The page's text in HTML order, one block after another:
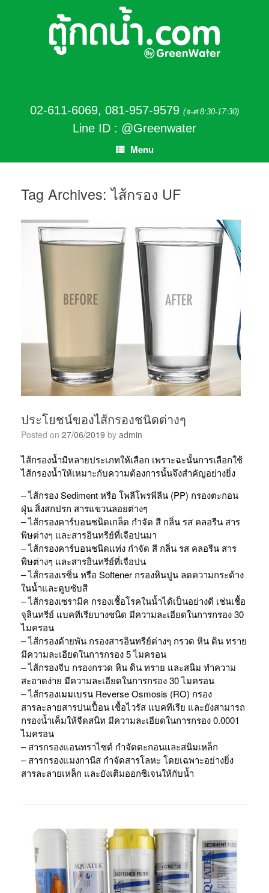
02-611-6069, 081-957-9579 (จ-ศ 8:30-17:30)
Line ID : @Greenwater
Menu
Tag Archives:ไส้กรอง UF
ประโยชน์ของไส้กรองชนิดต่างๆ
Posted on 27/06/2019 by admin
ไส้กรองน้ำมีหลายประเภทให้เลือก เพราะฉะนั้นการเลือกใช้
ไส้กรองน้ำให้เหมาะกับความต้องการนั้นจึงสำคัญอย่างยิ่ง
– ไส้กรอง Sediment หรือ โพลีโพรพีลีน (PP) กรองตะกอน
ฝุ่น สิ่งสกปรก สารแขวนลอยต่างๆ
– ไส้กรองคาร์บอนชนิดเกล็ด กำจัด สี กลิ่น รส คลอรีน สาร
พิษต่างๆ และสารอินทรีย์ที่เจือปนมา
– ไส้กรองคาร์บอนชนิดแท่ง กำจัด สี กลิ่น รส คลอรีน สาร
พิษต่างๆ และสารอินทรีย์ที่เจือปน
– ไส้่กรองเรซิ่น หรือ Softener กรองหินปูน ลดความกระด้าง
ในน้ำและดูบซับสี
– ไส้กรองเซรามิค กรองเชื้อโรคในน้ำได้เป็นอย่างดี เช่นเชื้อ
จุลินทรีย์ แบคทีเรียบางชนิด มีความละเอียดในการกรอง 30
ไมครอน
– ไส้กรองด้ายพัน กรองสารอินทรีย์ต่างๆ กรวด หิน ดิน ทราย
มีความละเอียดในการกรอง 5 ไมครอน
– ไส้กรองจีบ กรองกรวด หิน ดิน ทราย และสนิม ทำความ
สะอาดง่าย มีความละเอียดในการกรอง 30 ไมครอน
– ไส้กรองเมมเบรน Reverse Osmosis (RO) กรอง
สารละลายสารปนเปื้อน เชื้อไวรัส แบคทีเรีย และยังสามารถ
กรองน้ำเค็มให้จืดสนิท มีความละเอียดในการกรอง 0.0001
ไมครอน
– สารกรองแอนทราไซต์ กำจัดตะกอนและสนิมเหล็ก
– สารกรองแมงกานีส กำจัดสารโลหะ โดยเฉพาะอย่างยิ่ง
สารละลายเหล็ก และยังเติมออกซิเจนให้กับน้ำ